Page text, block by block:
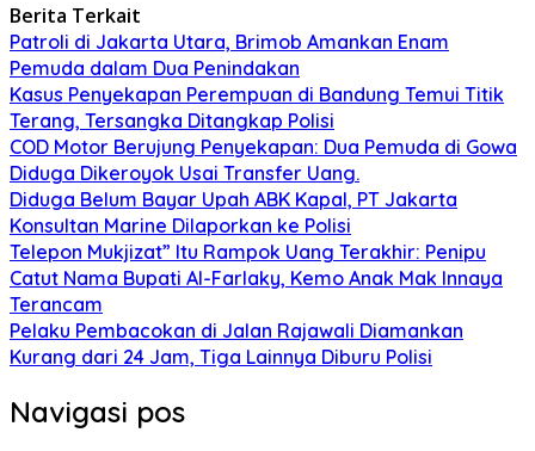
Berita Terkait
Patroli di Jakarta Utara, Brimob Amankan Enam
Pemuda dalam Dua Penindakan
Kasus Penyekapan Perempuan di Bandung Temui Titik
Terang, Tersangka Ditangkap Polisi
COD Motor Berujung Penyekapan: Dua Pemuda di Gowa
Diduga Dikeroyok Usai Transfer Uang.
Diduga Belum Bayar Upah ABK Kapal, PT Jakarta
Konsultan Marine Dilaporkan ke Polisi
Telepon Mukjizat” Itu Rampok Uang Terakhir: Penipu
Catut Nama Bupati Al-Farlaky, Kemo Anak Mak Innaya
Terancam
Pelaku Pembacokan di Jalan Rajawali Diamankan
Kurang dari 24 Jam, Tiga Lainnya Diburu Polisi
Navigasi pos